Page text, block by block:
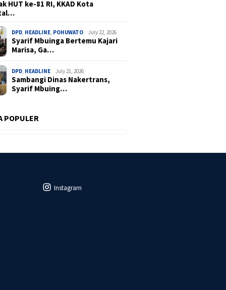
HUT ke-81 RI, KKAD Kota
DPD, HEADLINE, POHUWATO July 22, 2026
Syarif Mbuinga Bertemu Kajari
Marisa, Ga…
DPD, HEADLINE July 21, 2026
Sambangi Dinas Nakertrans,
Syarif Mbuing…
POPULER
Instagram